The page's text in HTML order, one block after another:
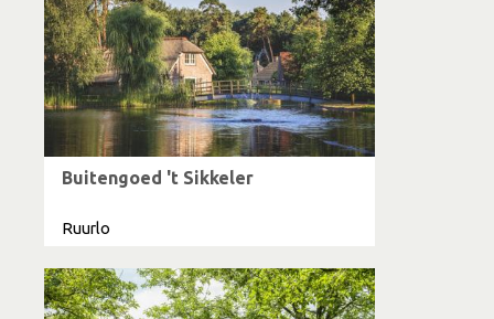
Buitengoed 't Sikkeler
Ruurlo